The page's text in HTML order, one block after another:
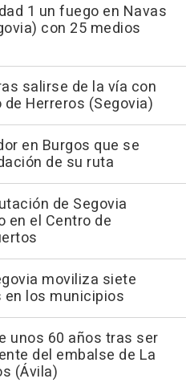
1 un fuego en Navas
con 25 medios
salirse de la vía con
Herreros (Segovia)
en Burgos que se
de su ruta
de Segovia
en el Centro de
moviliza siete
los municipios
unos 60 años tras ser
del embalse de La
(Ávila)